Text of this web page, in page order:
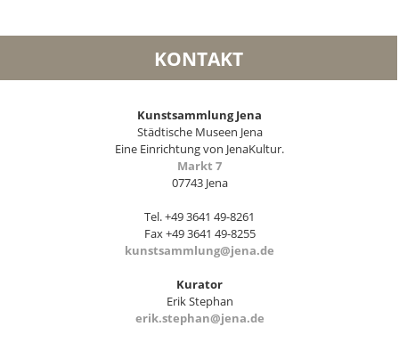
KONTAKT
Kunstsammlung Jena
Städtische Museen Jena
Eine Einrichtung von JenaKultur.
Markt 7
07743 Jena
Tel. +49 3641 49-8261
Fax +49 3641 49-8255
kunstsammlung@jena.de
Kurator
Erik Stephan
erik.stephan@jena.de